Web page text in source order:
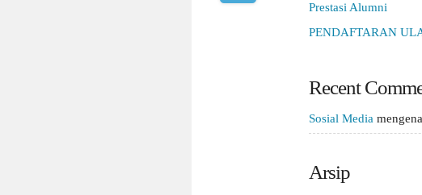
Prestasi Alumni
PENDAFTARAN
Recent
Sosial Media
Arsip